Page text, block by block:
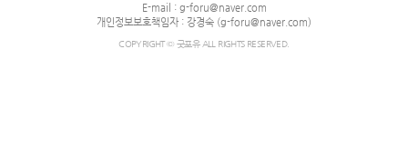
E-mail : g-foru@naver.com
개인정보보호책임자 : 강경숙 (g-foru@naver.com)
COPYRIGHT © 굿포유 ALL RIGHTS RESERVED.